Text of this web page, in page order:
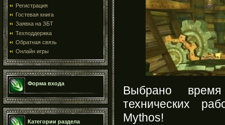
Регистрация
Гостевая книга
Заявка на ЗБТ
Техподдержка
Обратная связь
Онлайн игры
Форма входа
Категории раздела
Выбрано
технических
Mythos!